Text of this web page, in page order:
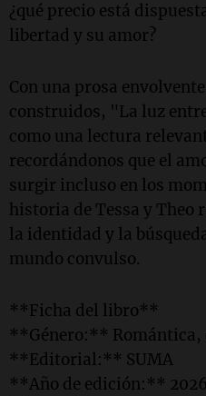
¿qué precio está
libertad y su amor?
Con una prosa
construidos, "La luz
como una lectura
recordándonos que el
surgir incluso en los
historia de Tessa y Theo
la identidad y la
mundo convulso.
**Ficha del libro**
**Género:** Romántica,
**Editorial:** SUMA
**Año de edición:** 2026